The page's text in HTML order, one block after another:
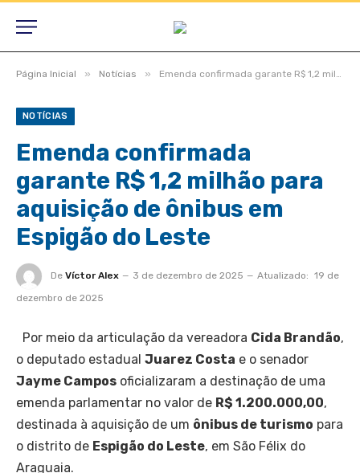
Página Inicial » Notícias » Emenda confirmada garante R$ 1,2 milhão para aquisição de ônibus em Espigão do Leste
NOTÍCIAS
Emenda confirmada
garante R$ 1,2 milhão para
aquisição de ônibus em
Espigão do Leste
De Víctor Alex 3 de dezembro de 2025 Atualizado: 19 de
dezembro de 2025
Por meio da articulação da vereadora Cida Brandão,
o deputado estadual Juarez Costa e o senador
Jayme Campos oficializaram a destinação de uma
emenda parlamentar no valor de R$ 1.200.000,00,
destinada à aquisição de um ônibus de turismo para
o distrito de Espigão do Leste, em São Félix do
Araguaia.